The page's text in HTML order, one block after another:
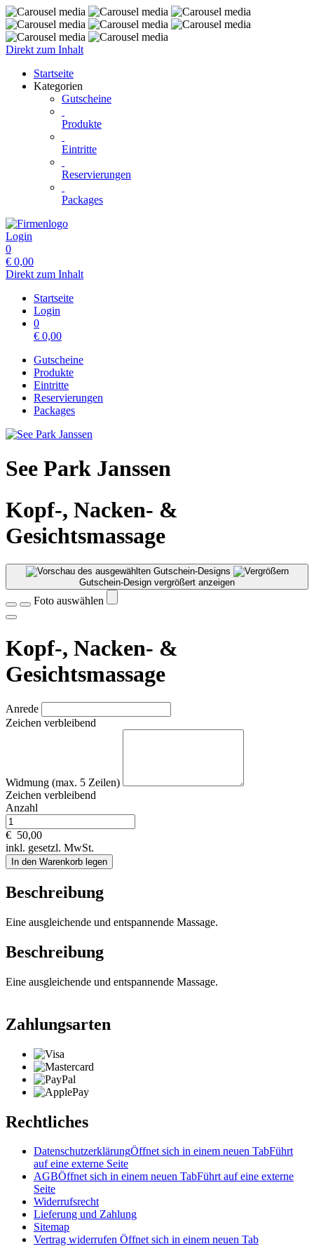
Direkt zum Inhalt
Startseite
Kategorien
Gutscheine
Produkte
Eintritte
Reservierungen
Packages
Login
0
€ 0,00
Direkt zum Inhalt
Startseite
Login
0
€ 0,00
Gutscheine
Produkte
Eintritte
Reservierungen
Packages
See Park Janssen
Kopf-, Nacken- &
Gesichtsmassage
Gutschein-Design vergrößert anzeigen
Foto auswählen
Kopf-, Nacken- &
Gesichtsmassage
Anrede
Zeichen verbleibend
Widmung (max. 5 Zeilen)
Zeichen verbleibend
Anzahl
€ 50,00
inkl. gesetzl. MwSt.
In den Warenkorb legen
Beschreibung
Eine ausgleichende und entspannende Massage.
Beschreibung
Eine ausgleichende und entspannende Massage.
Zahlungsarten
Rechtliches
DatenschutzerklärungÖffnet sich in einem neuen TabFührt
auf eine externe Seite
AGBÖffnet sich in einem neuen TabFührt auf eine externe
Seite
Widerrufsrecht
Lieferung und Zahlung
Sitemap
Vertrag widerrufen Öffnet sich in einem neuen Tab